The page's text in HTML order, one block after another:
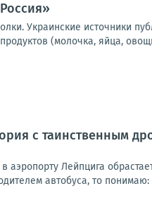
Украинские источники
(молочка, яйца,
с таинственным
аэропорту Лейпцига
автобуса, то